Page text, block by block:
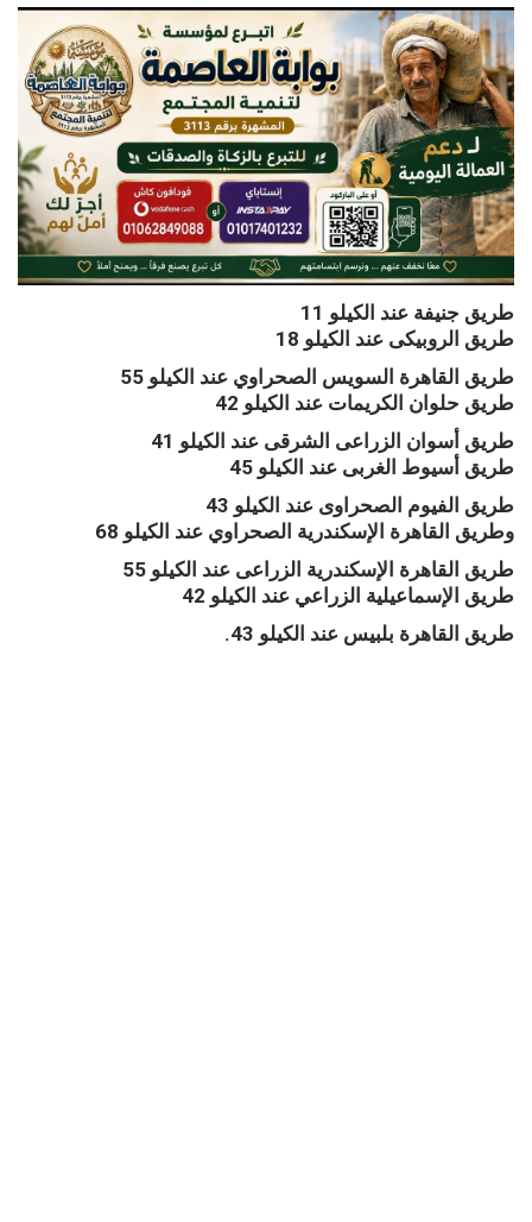
طريق جنيفة عند الكيلو 11
طريق الروبيكى عند الكيلو 18
طريق القاهرة السويس الصحراوي عند الكيلو 55
طريق حلوان الكريمات عند الكيلو 42
طريق أسوان الزراعى الشرقى عند الكيلو 41
طريق أسيوط الغربى عند الكيلو 45
طريق الفيوم الصحراوى عند الكيلو 43
وطريق القاهرة الإسكندرية الصحراوي عند الكيلو 68
طريق القاهرة الإسكندرية الزراعى عند الكيلو 55
طريق الإسماعيلية الزراعي عند الكيلو 42
طريق القاهرة بلبيس عند الكيلو 43.